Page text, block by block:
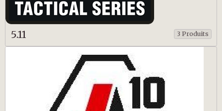
5.11 3 Produits